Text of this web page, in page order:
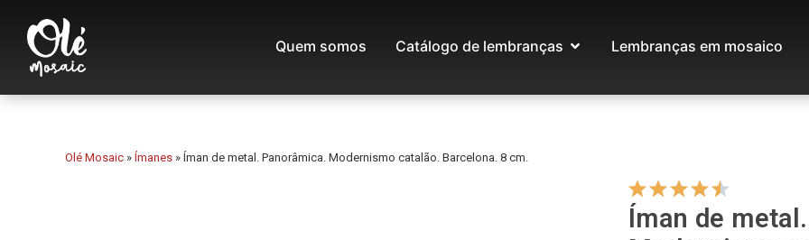
Quem somos Catálogo de lembranças Lembranças em mosaico
Olé Mosaic » Ímanes » Íman de metal. Panorâmica. Modernismo catalão. Barcelona. 8 cm.
Íman de